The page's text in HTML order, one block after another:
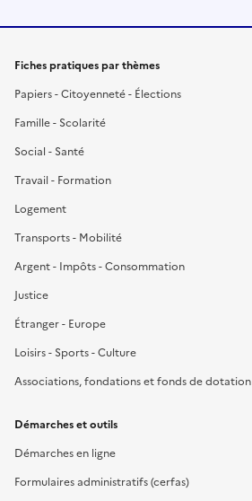
Fiches pratiques par thèmes
Papiers - Citoyenneté - Élections
Famille - Scolarité
Social - Santé
Travail - Formation
Logement
Transports - Mobilité
Argent - Impôts - Consommation
Justice
Étranger - Europe
Loisirs - Sports - Culture
Associations, fondations et fonds de dotation
Démarches et outils
Démarches en ligne
Formulaires administratifs (cerfas)